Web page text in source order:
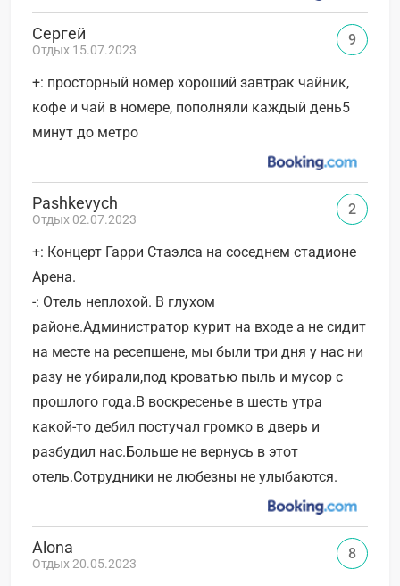
Сергей
Отдых 15.07.2023
+: просторный номер хороший завтрак чайник,
кофе и чай в номере, пополняли каждый день5
минут до метро
9
Pashkevych
Отдых 02.07.2023
+: Концерт Гарри Стаэлса на соседнем стадионе
Арена.
-: Отель неплохой. В глухом
районе.Администратор курит на входе а не сидит
на месте на ресепшене, мы были три дня у нас ни
разу не убирали,под кроватью пыль и мусор с
прошлого года.В воскресенье в шесть утра
какой-то дебил постучал громко в дверь и
разбудил нас.Больше не вернусь в этот
отель.Сотрудники не любезны не улыбаются.
2
Alona
Отдых 20.05.2023
8